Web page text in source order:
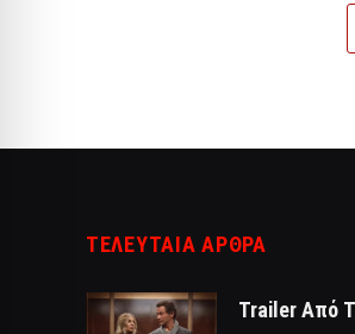
ΤΕΛΕΥΤΑΙΑ ΑΡΘΡΑ
Trailer Από